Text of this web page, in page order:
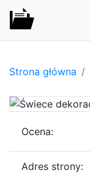
Strona główna
Ocena:
Adres strony: